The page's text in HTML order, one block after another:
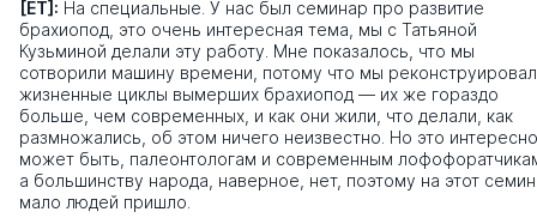
[ЕТ]: На специальные. У нас был семинар про развитие
брахиопод, это очень интересная тема, мы с Татьяной
Кузьминой делали эту работу. Мне показалось, что мы
сотворили машину времени, потому что мы
жизненные циклы вымерших брахиопод — их же гораздо
больше, чем современных, и как они жили, что делали, как
размножались, об этом ничего неизвестно. Но это
может быть, палеонтологам и современным
а большинству народа, наверное, нет, поэтому на этот
мало людей пришло.